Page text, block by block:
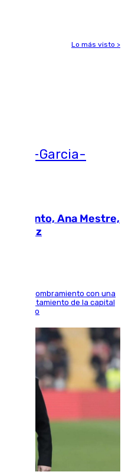
Lo más visto >
Ana Mestre,
Cádiz
tras su nombramiento con una
y al Ayuntamiento de la capital
y diálogo